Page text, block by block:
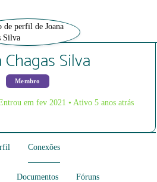
Chagas Silva
Membro
em fev 2021 • Ativo 5 anos atrás
Conexões
Documentos Fóruns